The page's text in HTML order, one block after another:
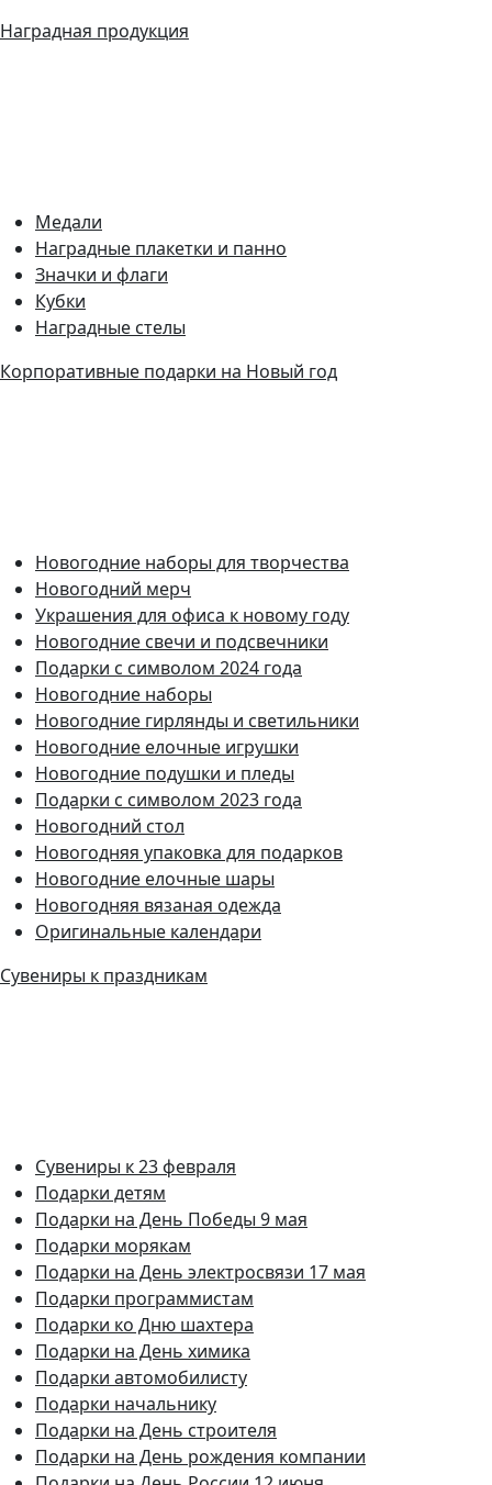
Наградная продукция
Медали
Наградные плакетки и панно
Значки и флаги
Кубки
Наградные стелы
Корпоративные подарки на Новый год
Новогодние наборы для творчества
Новогодний мерч
Украшения для офиса к новому году
Новогодние свечи и подсвечники
Подарки с символом 2024 года
Новогодние наборы
Новогодние гирлянды и светильники
Новогодние елочные игрушки
Новогодние подушки и пледы
Подарки с символом 2023 года
Новогодний стол
Новогодняя упаковка для подарков
Новогодние елочные шары
Новогодняя вязаная одежда
Оригинальные календари
Сувениры к праздникам
Сувениры к 23 февраля
Подарки детям
Подарки на День Победы 9 мая
Подарки морякам
Подарки на День электросвязи 17 мая
Подарки программистам
Подарки ко Дню шахтера
Подарки на День химика
Подарки автомобилисту
Подарки начальнику
Подарки на День строителя
Подарки на День рождения компании